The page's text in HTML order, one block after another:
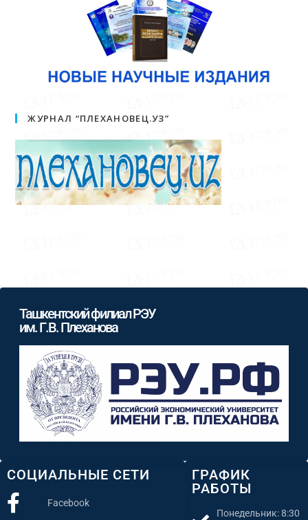
ЖУРНАЛ “ПЛЕХАНОВЕЦ.УЗ”
ГРАФИК
РАБОТЫ
Понедельник: 8:30
СОЦИАЛЬНЫЕ СЕТИ
Facebook
Ташкентский филиал РЭУ
им. Г.В. Плеханова